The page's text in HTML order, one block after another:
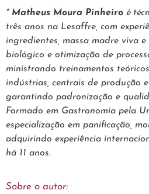
* Matheus Moura Pinheiro é
três anos na Lesaffre, com
ingredientes, massa madre viva
biológico e otimização de
ministrando treinamentos
indústrias, centrais de produção
garantindo padronização e
Formado em Gastronomia pela
especialização em panificação,
adquirindo experiência
há 11 anos.
Sobre o autor: